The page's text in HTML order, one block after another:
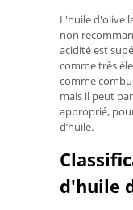
L'huile d'olive
non
acidité est
comme très
comme
mais il peut
approprié,
d’huile.
d'huile